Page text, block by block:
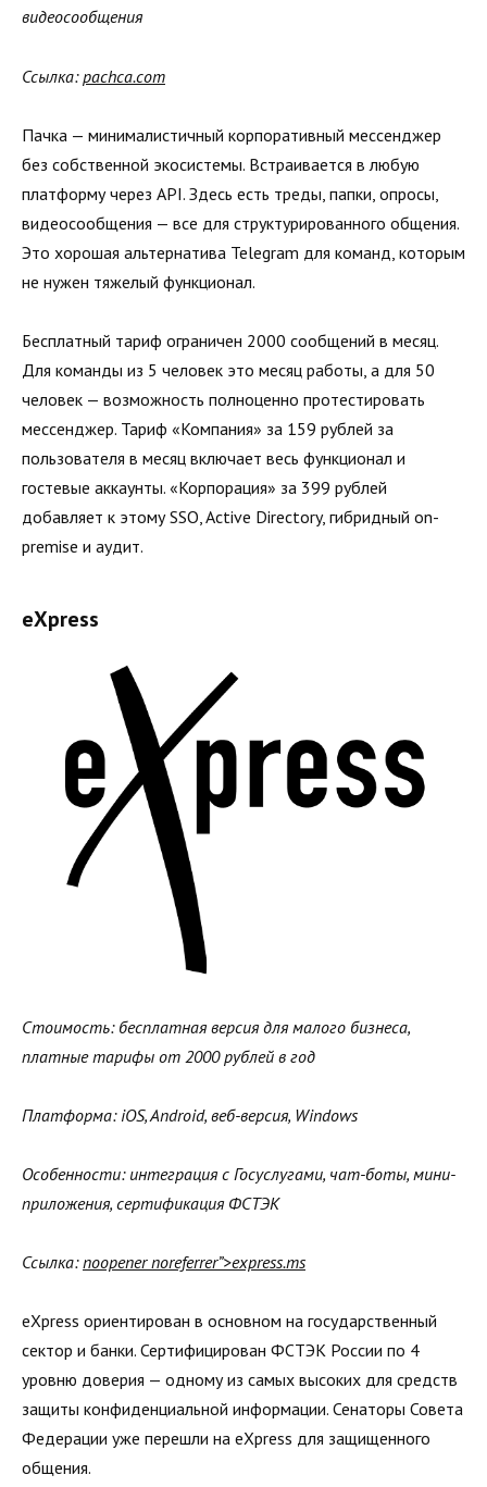
видеосообщения
Ссылка:pachca.com
Пачка — минималистичный корпоративный мессенджер
без собственной экосистемы. Встраивается в любую
платформу через API. Здесь есть треды, папки, опросы,
видеосообщения — все для структурированного общения.
Это хорошая альтернатива Telegram для команд, которым
не нужен тяжелый функционал.
Бесплатный тариф ограничен 2000 сообщений в месяц.
Для команды из 5 человек это месяц работы, а для 50
человек — возможность полноценно протестировать
мессенджер. Тариф «Компания» за 159 рублей за
пользователя в месяц включает весь функционал и
гостевые аккаунты. «Корпорация» за 399 рублей
добавляет к этому SSO, Active Directory, гибридный on-
premise и аудит.
eXpress
Стоимость: бесплатная версия для малого бизнеса,
платные тарифы от 2000 рублей в год
Платформа: iOS, Android, веб-версия, Windows
Особенности: интеграция с Госуслугами, чат-боты, мини-
приложения, сертификация ФСТЭК
Ссылка:noopener noreferrer”>express.ms
eXpress ориентирован в основном на государственный
сектор и банки. Сертифицирован ФСТЭК России по 4
уровню доверия — одному из самых высоких для средств
защиты конфиденциальной информации. Сенаторы Совета
Федерации уже перешли на eXpress для защищенного
общения.